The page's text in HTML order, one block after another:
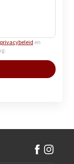
privacybeleid en